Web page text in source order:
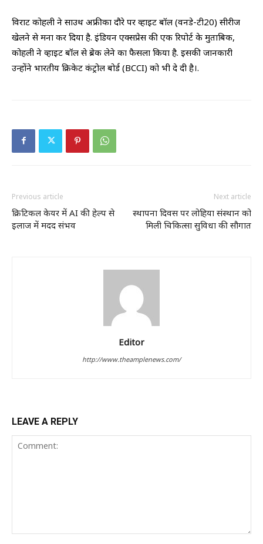
विराट कोहली ने साउथ अफ्रीका दौरे पर व्हाइट बॉल (वनडे-टी20) सीरीज
खेलने से मना कर दिया है. इंडियन एक्सप्रेस की एक रिपोर्ट के मुताबिक,
कोहली ने व्हाइट बॉल से ब्रेक लेने का फैसला किया है. इसकी जानकारी
उन्होंने भारतीय क्रिकेट कंट्रोल बोर्ड (BCCI) को भी दे दी है।.
Previous article
क्रिटिकल केयर में AI की हेल्प से
इलाज में मदद संभव
Next article
स्थापना दिवस पर लोहिया संस्थान को
मिली चिकित्सा सुविधा की सौगात
Editor
http://www.theamplenews.com/
LEAVE A REPLY